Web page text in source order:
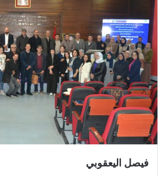
ي
د
ا
ل
ك
ت
فيصل اليعقوبي